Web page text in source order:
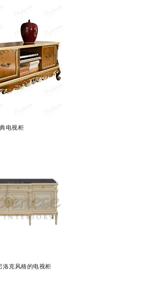
电视柜
洛克风格的电视柜